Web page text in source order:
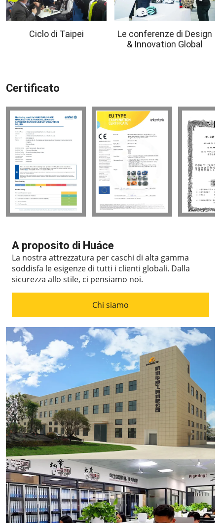
Ciclo di Taipei
Le conferenze di Design
& Innovation Global
Certificato
A proposito di Huáce
La nostra attrezzatura per caschi di alta gamma
soddisfa le esigenze di tutti i clienti globali. Dalla
sicurezza allo stile, ci pensiamo noi.
Chi siamo